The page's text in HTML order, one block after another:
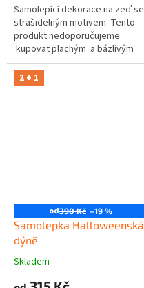
Samolepící dekorace na zeď se
strašidelným motivem. Tento
produkt nedoporučujeme
kupovat plachým a bázlivým
osobám.
2 + 1
od390 Kč –19 %
Samolepka Halloweenská
dýně
Skladem